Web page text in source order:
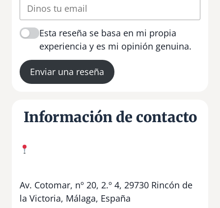
Esta reseña se basa en mi propia
experiencia y es mi opinión genuina.
Enviar una reseña
Información de contacto
Av. Cotomar, nº 20, 2.º 4, 29730 Rincón de
la Victoria, Málaga, España